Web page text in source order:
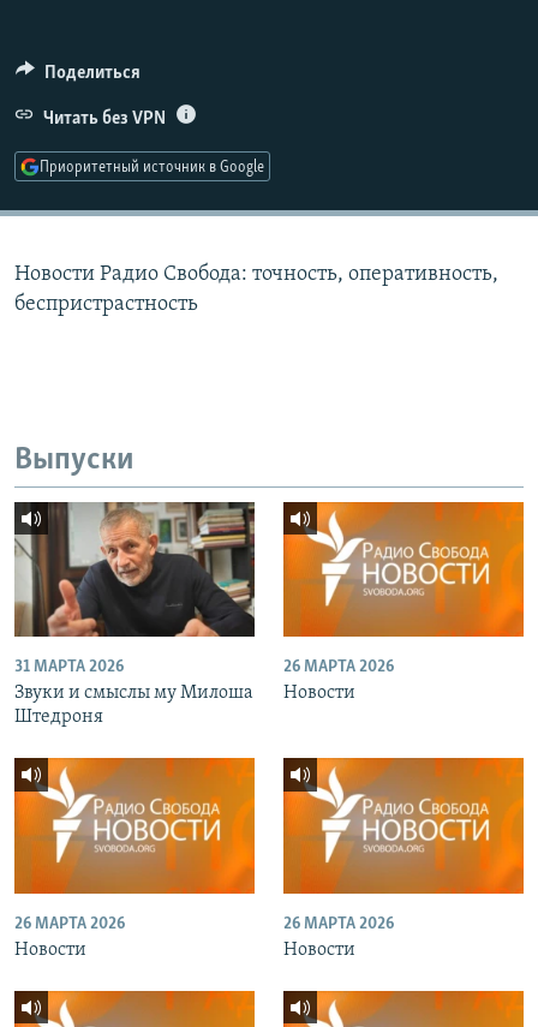
ПОДПИШИТЕСЬ НА РАССЫЛКУ
СОЦИАЛЬНЫЕ СЕТИ
Поделиться
Читать без VPN
Приоритетный источник в Google
Новости Радио Свобода: точность, оперативность,
беспристрастность
Выпуски
31 МАРТА 2026
Звуки и смыслы му Милоша
Штедроня
26 МАРТА 2026
Новости
26 МАРТА 2026
Новости
26 МАРТА 2026
Новости